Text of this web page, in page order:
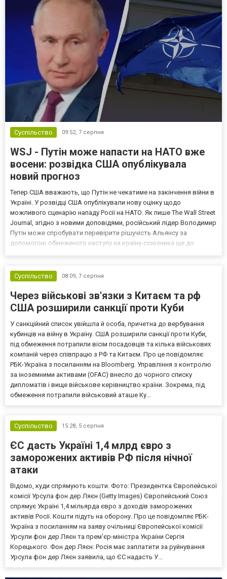
Суспільство 09:52, 7 серпня
WSJ - Путін може напасти на НАТО вже
восени: розвідка США опублікувала
новий прогноз
Тепер США вважають, що Путін не чекатиме на закінчення війни в
Україні. У розвідці США опублікували нову оцінку щодо
можливого сценарію нападу Росії на НАТО. Як пише The Wall Street
Journal, згідно з новими доповідями, російський лідер Володимир
Путін може спробувати перевірити рішучість Альянсу за
допомогою обмеженого наступу на країну-союзника ще до
Суспільство
08:09, 7 серпня
Через військові зв'язки з Китаєм та рф
США розширили санкції проти Куби
У санкційний список увійшла й особа, причетна до вербування
кубинців на війну в Україну. США розширили санкції проти Куби,
під обмеження потрапили вісім посадовців та кілька військових
компаній через співпрацю з РФ та Китаєм. Про це повідомляє
РБК-Україна з посиланням на Bloomberg. Управління з контролю
за іноземними активами (OFAC) внесло до чорного списку
дипломатів і вище військове керівництво країни. Зокрема, під
обмеження потрапили військовий аташе Ку...
Суспільство 15:28, 5 серпня
ЄС дасть Україні 1,4 млрд євро з
заморожених активів РФ після нічної
атаки
Відомо, куди спрямують кошти. Фото: Президентка Європейської
комісії Урсула фон дер Ляєн (Getty Images) Європейський Союз
спрямує Україні 1,4 мільярда євро з доходів заморожених
активів Росії. Кошти підуть на оборону. Про це повідомляє РБК-
Україна з посиланням на заяву очільниці Європейської комісії
Урсули фон дер Ляєн та прем'єр-міністра України Сергія
Корецького. Фон дер Ляєн: Росія має заплатити за руйнування
Урсула фон дер Ляєн заявила, що ЄС надасть У...